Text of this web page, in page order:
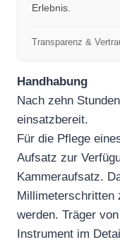
Erlebnis.
Transparenz &
Handhabung
Nach zehn
einsatzbereit.
Für die Pflege
Aufsatz zur
Kammeraufsatz.
Millimeterschritten
werden. Träger
Instrument im